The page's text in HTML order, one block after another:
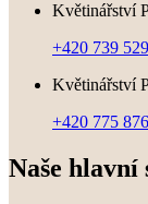
Květinářství
+420 739
Květinářství
+420 775
Naše hlavní